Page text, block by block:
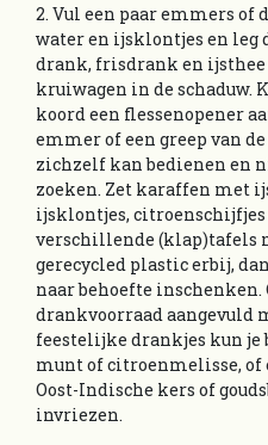
2. Vul een paar emmers of
water en ijsklontjes en leg
drank, frisdrank en ijsthee
kruiwagen in de schaduw.
koord een flessenopener
emmer of een greep van
zichzelf kan bedienen en
zoeken. Zet karaffen met
ijsklontjes, citroenschijfjes
verschillende (klap)tafels
gerecycled plastic erbij,
naar behoefte inschenken.
drankvoorraad aangevuld
feestelijke drankjes kun je
munt of citroenmelisse, of
Oost-Indische kers of
invriezen.